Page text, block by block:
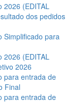
2026 (EDITAL
dos pedidos
Simplificado para
2026 (EDITAL
2026
para entrada de
Final
para entrada de